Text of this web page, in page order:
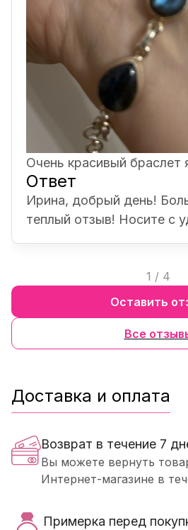
Очень красивый браслет
Ответ
Ирина, добрый день!
теплый отзыв! Носите с
1 / 4
Все
Оставить
Доставка и оплата
Возврат в течение 7
Вы можете вернуть
Интернет-магазине в
Примерка перед